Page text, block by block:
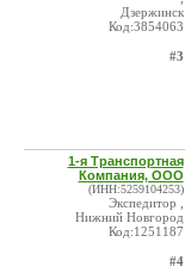
Дзержинск
Код:3854063
#3
1-я Транспортная
Компания, ООО
(ИНН:5259104253)
Экспедитор ,
Нижний Новгород
Код:1251187
#4